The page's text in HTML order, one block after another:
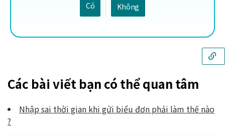
Có Không
Các bài viết bạn có thể quan tâm
Nhập sai thời gian khi gửi biểu đơn phải làm thế nào
?